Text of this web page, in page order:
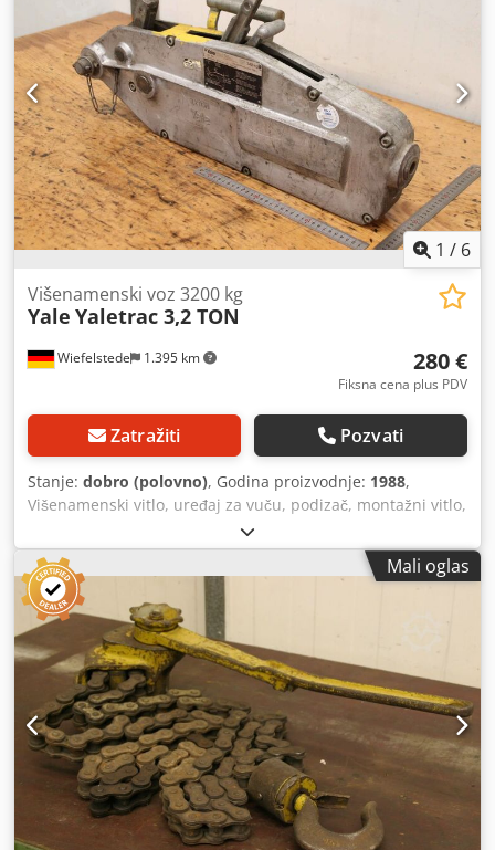
1 / 6
Wiefelstede 1.395 km
Višenamenski voz 3200 kg
Yale Yaletrac 3,2 TON
280 €
Fiksna cena plus PDV
Zatražiti Pozvati
Stanje: dobro (polovno), Godina proizvodnje: 1988,
Višenamenski vitlo, uređaj za vuču, podizač, montažni vitlo,
sajla vitlo, univerzalni sajla vitlo, uređaj za vuču sajlom
Codpfxoxbcxis Al Ierf -Proizvođač: Yale, višenamenski vitlo
model Yaletrac 3,2 TONE -Nosivost: 3200 kg -Čelično uže: Ø
16 mm / nije uključeno u isporuku, moguće izabrati iz
lagera uz doplatu -Količina: 2x vitla dostupna -Cena: po
komadu -Dimenzije: 700/150/V370 mm -Težina: 22 kg/kom.
Mali oglas